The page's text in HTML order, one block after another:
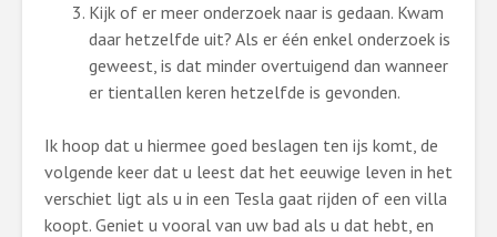
Kijk of er meer onderzoek naar is gedaan. Kwam
daar hetzelfde uit? Als er één enkel onderzoek is
geweest, is dat minder overtuigend dan wanneer
er tientallen keren hetzelfde is gevonden.
Ik hoop dat u hiermee goed beslagen ten ijs komt, de
volgende keer dat u leest dat het eeuwige leven in het
verschiet ligt als u in een Tesla gaat rijden of een villa
koopt. Geniet u vooral van uw bad als u dat hebt, en